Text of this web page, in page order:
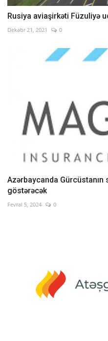
Rusiya aviaşirkəti Füzuliyə
Dekabr 21, 2021 0
Azərbaycanda Gürcüstanın
göstərəcək
Fevral 5, 2024 0